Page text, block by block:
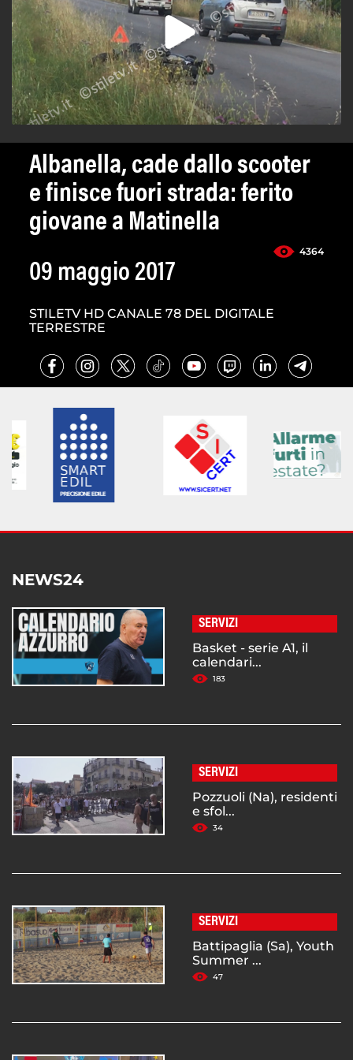
Albanella, cade dallo scooter
e finisce fuori strada: ferito
giovane a Matinella
4364
09 maggio 2017
STILETV HD CANALE 78 DEL DIGITALE
TERRESTRE
NEWS24
SERVIZI
Basket - serie A1, il
calendari...
183
SERVIZI
Pozzuoli (Na), residenti
e sfol...
34
SERVIZI
Battipaglia (Sa), Youth
Summer ...
47